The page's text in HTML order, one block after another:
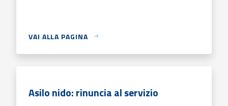
VAI ALLA PAGINA
Asilo nido: rinuncia al servizio